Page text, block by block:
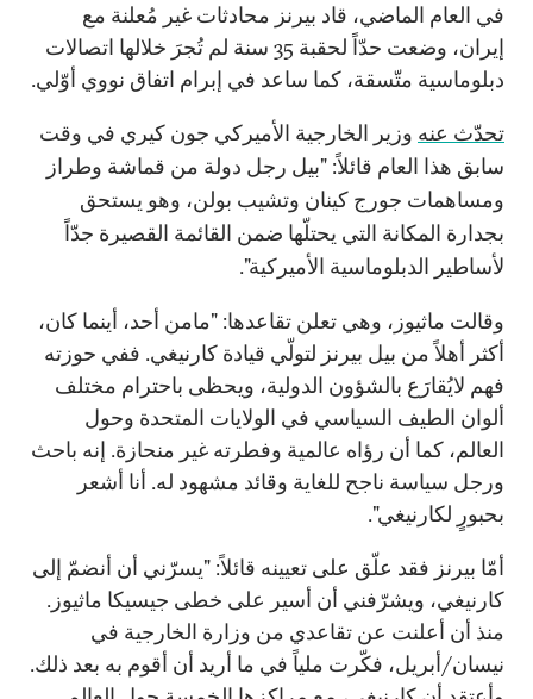
في العام الماضي، قاد بيرنز محادثات غير مُعلنة مع
إيران، وضعت حدّاً لحقبة 35 سنة لم تُجرَ خلالها اتصالات
دبلوماسية متّسقة، كما ساعد في إبرام اتفاق نووي أوّلي.
تحدّث عنه وزير الخارجية الأميركي جون كيري في وقت
سابق هذا العام قائلاً: "بيل رجل دولة من قماشة وطراز
ومساهمات جورج كينان وتشيب بولن، وهو يستحق
بجدارة المكانة التي يحتلّها ضمن القائمة القصيرة جدّاً
لأساطير الدبلوماسية الأميركية".
وقالت ماثيوز، وهي تعلن تقاعدها: "مامن أحد، أينما كان،
أكثر أهلاً من بيل بيرنز لتولّي قيادة كارنيغي. ففي حوزته
فهم لايُقارَع بالشؤون الدولية، ويحظى باحترام مختلف
ألوان الطيف السياسي في الولايات المتحدة وحول
العالم، كما أن رؤاه عالمية وفطرته غير منحازة. إنه باحث
ورجل سياسة ناجح للغاية وقائد مشهود له. أنا أشعر
بحبورٍ لكارنيغي".
أمّا بيرنز فقد علّق على تعيينه قائلاً: "يسرّني أن أنضمّ إلى
كارنيغي، ويشرّفني أن أسير على خطى جيسيكا ماثيوز.
منذ أن أعلنت عن تقاعدي من وزارة الخارجية في
نيسان/أبريل، فكّرت ملياً في ما أريد أن أقوم به بعد ذلك.